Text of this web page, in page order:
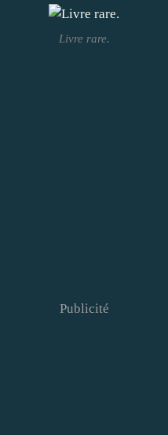
Livre rare.
Publicité